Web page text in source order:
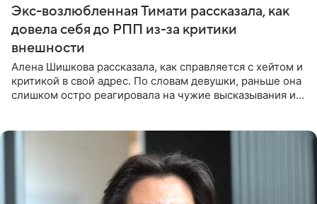
Экс-возлюбленная Тимати рассказала, как
довела себя до РПП из-за критики
внешности
Алена Шишкова рассказала, как справляется с хейтом и
критикой в свой адрес. По словам девушки, раньше она
слишком остро реагировала на чужие высказывания и